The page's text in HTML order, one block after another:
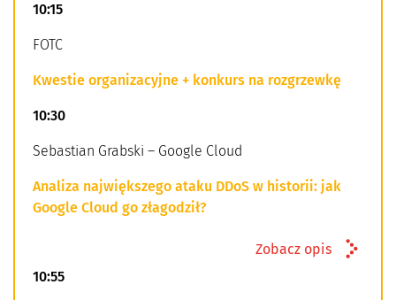
10:15
FOTC
Kwestie organizacyjne + konkurs na rozgrzewkę
10:30
Sebastian Grabski – Google Cloud
Analiza największego ataku DDoS w historii: jak
Google Cloud go złagodził?
Zobacz opis
10:55